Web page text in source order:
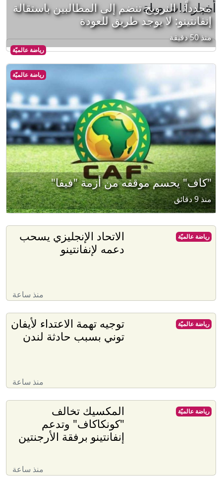
أخبار ذات صلة
رياضة عالميّة
مجدداً.. النرويج تنضم إلى المطالبين باستقالة
إنفانتينو: لا يوجد طريق للعودة
منذ 50 دقيقة
رياضة عالميّة
"كاف" يحسم موقفه من أزمة "فيفا"
منذ 9 دقائق
الاتحاد الإنجليزي يسحب
دعمه لإنفانتينو
منذ ساعة
رياضة عالميّة
توجيه تهمة الاعتداء لأيفان
توني بسبب حادثة لندن
منذ ساعة
رياضة عالميّة
المكسيك تخالف
"كونكاكاف" وتدعم
إنفانتينو برفقة الأرجنتين
منذ ساعة
رياضة عالميّة